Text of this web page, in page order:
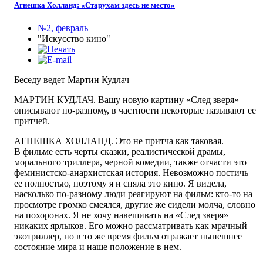
Агнешка Холланд: «Старухам здесь не место»
№2, февраль
"Искусство кино"
Беседу ведет Мартин Кудлач
МАРТИН КУДЛАЧ. Вашу новую картину «След зверя»
описывают по-разному, в частности некоторые называют ее
притчей.
АГНЕШКА ХОЛЛАНД. Это не притча как таковая.
В фильме есть черты сказки, реалистической драмы,
морального триллера, черной комедии, также отчасти это
феминистско-анархистская история. Невозможно постичь
ее полностью, поэтому я и сняла это кино. Я видела,
насколько по-разному люди реагируют на фильм: кто-то на
просмотре громко смеялся, другие же сидели молча, словно
на похоронах. Я не хочу навешивать на «След зверя»
никаких ярлыков. Его можно рассматривать как мрачный
экотриллер, но в то же время фильм отражает нынешнее
состояние мира и наше положение в нем.